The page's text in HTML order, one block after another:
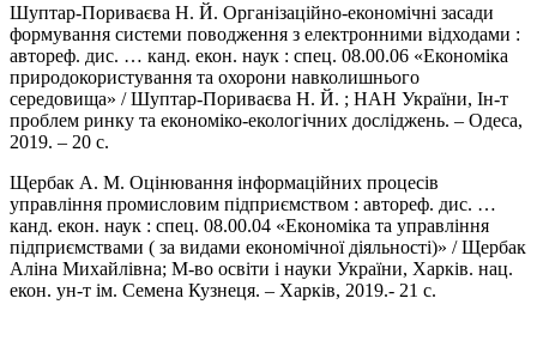
Шуптар-Пориваєва Н. Й. Організаційно-економічні засади
формування системи поводження з електронними відходами :
автореф. дис. … канд. екон. наук : спец. 08.00.06 «Економіка
природокористування та охорони навколишнього
середовища» / Шуптар-Пориваєва Н. Й. ; НАН України, Ін-т
проблем ринку та економіко-екологічних досліджень. – Одеса,
2019. – 20 с.
Щербак А. М. Оцінювання інформаційних процесів
управління промисловим підприємством : автореф. дис. …
канд. екон. наук : спец. 08.00.04 «Економіка та управління
підприємствами ( за видами економічної діяльності)» / Щербак
Аліна Михайлівна; М-во освіти і науки України, Харків. нац.
екон. ун-т ім. Семена Кузнеця. – Харків, 2019.- 21 с.